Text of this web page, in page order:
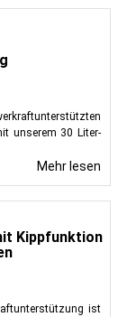
unserem 30 Liter-
Mehr lesen
Kippfunktion
ist